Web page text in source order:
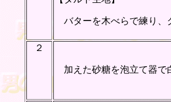
バターを木べらで練り、
２
加えた砂糖を泡立て器で